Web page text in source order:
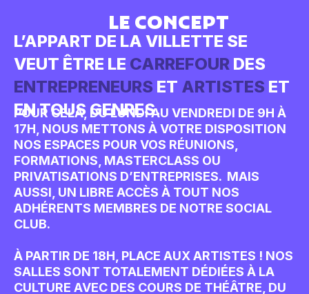
LE CONCEPT
L’APPART DE LA VILLETTE SE
VEUT ÊTRE LECARREFOURDES
ENTREPRENEURSETARTISTESET
EN TOUS GENRES.
POUR CELA, DU LUNDI AU VENDREDI DE 9H À
17H, NOUS METTONS À VOTRE DISPOSITION
NOS ESPACES POUR VOS RÉUNIONS,
FORMATIONS, MASTERCLASS OU
PRIVATISATIONS D’ENTREPRISES. MAIS
AUSSI, UN LIBRE ACCÈS À TOUT NOS
CLUB.
À PARTIR DE 18H, PLACE AUX ARTISTES ! NOS